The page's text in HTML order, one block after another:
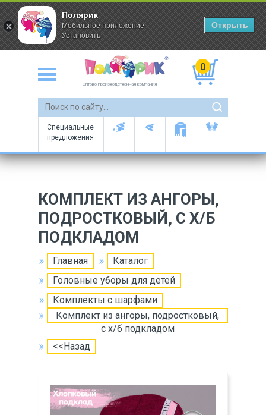
Оптово-производственная компания
0
Специальные
предложения
КОМПЛЕКТ ИЗ АНГОРЫ,
ПОДРОСТКОВЫЙ, C Х/Б
ПОДКЛАДОМ
Главная
Каталог
Головные уборы для детей
Комплекты с шарфами
Комплект из ангоры, подростковый,
c х/б подкладом
<<Назад
Полярик
Мобильное приложение
Установить
Открыть